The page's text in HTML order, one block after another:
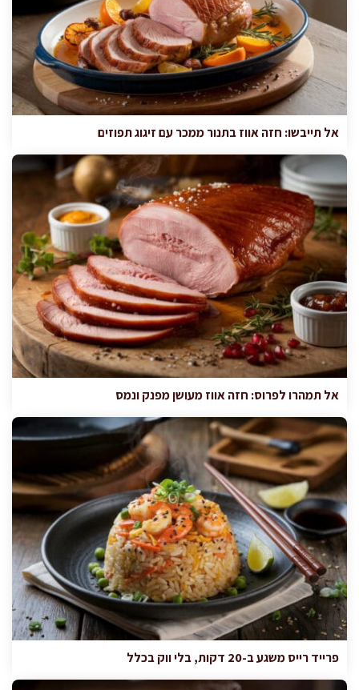
אל תייבשו: חזה אווז בתנור ממכר עם זיגוג תפוזים
אל תמהרו לפרוס: חזה אווז מעושן מפנק ונמס
פרייד רייס משגע ב-20 דקות, בלי ווק בכלל